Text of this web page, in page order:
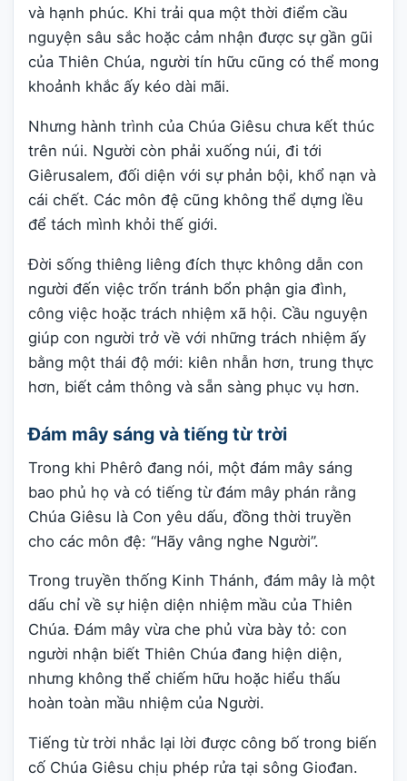
và hạnh phúc. Khi trải qua một thời điểm cầu
nguyện sâu sắc hoặc cảm nhận được sự gần gũi
của Thiên Chúa, người tín hữu cũng có thể mong
khoảnh khắc ấy kéo dài mãi.
Nhưng hành trình của Chúa Giêsu chưa kết thúc
trên núi. Người còn phải xuống núi, đi tới
Giêrusalem, đối diện với sự phản bội, khổ nạn và
cái chết. Các môn đệ cũng không thể dựng lều
để tách mình khỏi thế giới.
Đời sống thiêng liêng đích thực không dẫn con
người đến việc trốn tránh bổn phận gia đình,
công việc hoặc trách nhiệm xã hội. Cầu nguyện
giúp con người trở về với những trách nhiệm ấy
bằng một thái độ mới: kiên nhẫn hơn, trung thực
hơn, biết cảm thông và sẵn sàng phục vụ hơn.
Đám mây sáng và tiếng từ trời
Trong khi Phêrô đang nói, một đám mây sáng
bao phủ họ và có tiếng từ đám mây phán rằng
Chúa Giêsu là Con yêu dấu, đồng thời truyền
cho các môn đệ: “Hãy vâng nghe Người”.
Trong truyền thống Kinh Thánh, đám mây là một
dấu chỉ về sự hiện diện nhiệm mầu của Thiên
Chúa. Đám mây vừa che phủ vừa bày tỏ: con
người nhận biết Thiên Chúa đang hiện diện,
nhưng không thể chiếm hữu hoặc hiểu thấu
hoàn toàn mầu nhiệm của Người.
Tiếng từ trời nhắc lại lời được công bố trong biến
cố Chúa Giêsu chịu phép rửa tại sông Giođan.